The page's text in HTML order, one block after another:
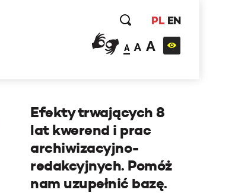
PL EN
A A A
Efekty trwających 8
lat kwerend i prac
archiwizacyjno-
redakcyjnych. Pomóż
nam uzupełnić bazę.